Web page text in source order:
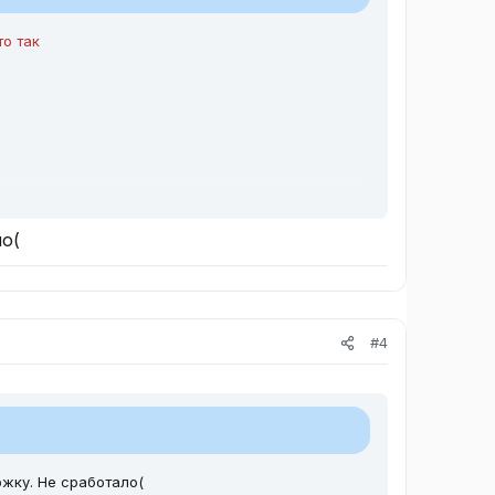
так
#4
Не сработало(